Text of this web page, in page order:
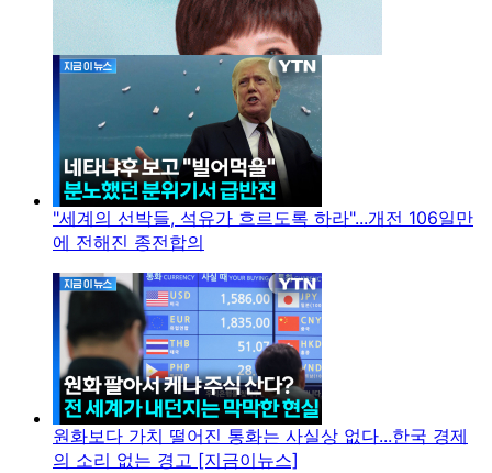
"세계의 선박들, 석유가 흐르도록 하라"...개전 106일만
에 전해진 종전합의
원화보다 가치 떨어진 통화는 사실상 없다...한국 경제
의 소리 없는 경고 [지금이뉴스]